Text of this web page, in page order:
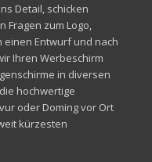
Detail, schicken
zum Logo,
einen Entwurf und nach
Ihren Werbeschirm
in diversen
hochwertige
oder Doming vor Ort
kürzesten